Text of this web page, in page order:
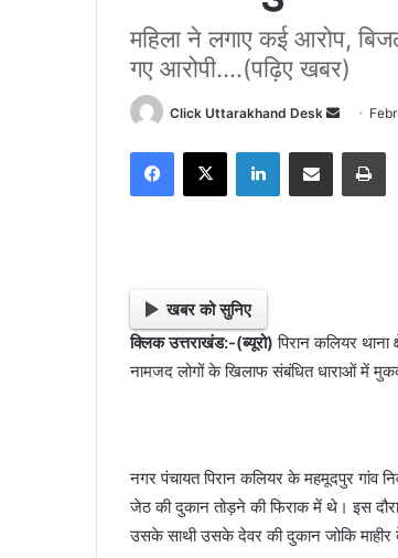
महिला ने लगाए कई आरोप,
गए आरोपी....(पढ़िए खबर)
Click Uttarakhand Desk
d
l
खबर को सुनिए
क्लिक उत्तराखंड:-(ब्यूरो) पिरान कलियर
नामजद लोगों के खिलाफ संबंधित धाराओं में
नगर पंचायत पिरान कलियर के महमूदपुर गांव
जेठ की दुकान तोड़ने की फिराक में थे। इस
उसके साथी उसके देवर की दुकान जोकि